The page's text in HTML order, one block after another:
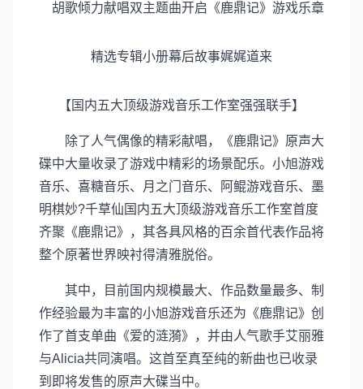
胡歌倾力献唱双主题曲开启《鹿鼎记》游戏乐章
精选专辑小册幕后故事娓娓道来
【国内五大顶级游戏音乐工作室强强联手】
除了人气偶像的精彩献唱，《鹿鼎记》原声大
碟中大量收录了游戏中精彩的场景配乐。小旭游戏
音乐、喜糖音乐、月之门音乐、阿鲲游戏音乐、墨
明棋妙?千草仙国内五大顶级游戏音乐工作室首度
齐聚《鹿鼎记》，其各具风格的百余首代表作品将
整个原著世界映衬得清雅脱俗。
其中，目前国内规模最大、作品数量最多、制
作经验最为丰富的小旭游戏音乐还为《鹿鼎记》创
作了首支单曲《爱的涟漪》，并由人气歌手艾丽雅
与Alicia共同演唱。这首至真至纯的新曲也已收录
到即将发售的原声大碟当中。